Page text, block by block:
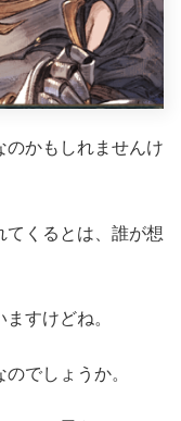
のかもしれませんけ
てくるとは、誰が想
すけどね。
でしょうか。